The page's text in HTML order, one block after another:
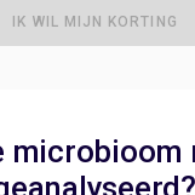
IK WIL MIJN KORTING
microbioom